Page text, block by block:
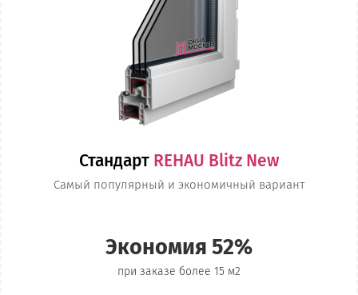
Стандарт REHAU Blitz New
Самый популярный и экономичный вариант
Экономия 52%
при заказе более 15 м2